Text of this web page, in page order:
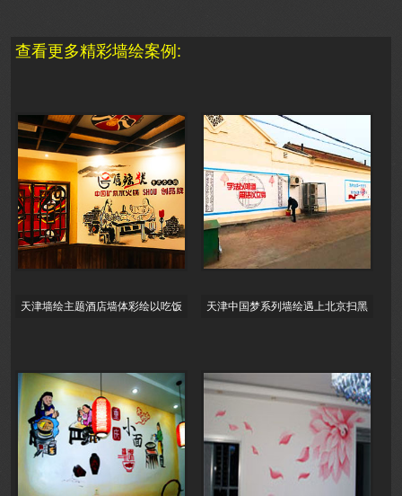
查看更多精彩墙绘案例:
天津墙绘主题酒店墙体彩绘以吃饭
天津中国梦系列墙绘遇上北京扫黑